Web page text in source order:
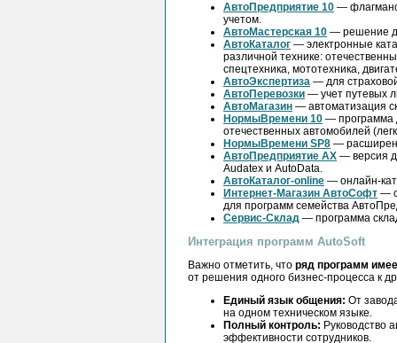
АвтоПредприятие 10 —
учетом.
АвтоМастерская 10 — решение
АвтоКаталог — электронные
различной технике:
спецтехника, мототехника,
АвтоЭкспертиза — для
АвтоПеревозки — учет путевых
АвтоМагазин — автоматизация
НормыВремени 10 — программа
отечественных автомобилей
НормыВремени SP8 —
АвтоПредприятие AX — версия
Audatex и AutoData.
АвтоКаталог-online — онлайн-
Интернет-Магазин АвтоСофт —
для программ семейства
Сервис-Склад — программа
Интеграция программ AutoSoft
Важно отметить, что ряд программ
от решения одного бизнес-процесса к
Единый язык общения: От
на одном техническом языке.
Полный контроль: Руководство
эффективности сотрудников.